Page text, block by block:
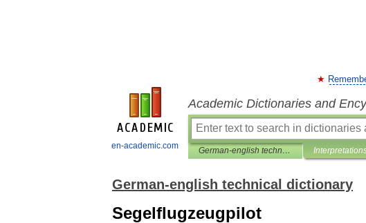
en-academic.com
Academic Dictionaries and
German-english technical dictionary
German-english technical dictionary
Segelflugzeugpilot